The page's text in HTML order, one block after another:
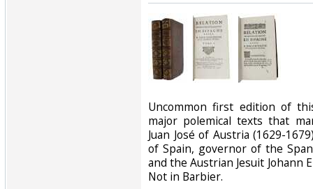
‎Uncommon first edition of
major polemical texts that
Juan José of Austria (1629-
of Spain, governor of the
and the Austrian Jesuit Johann
Not in Barbier.‎